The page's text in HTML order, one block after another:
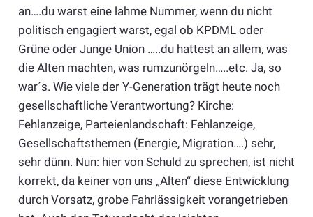
an….du warst eine lahme Nummer, wenn du nicht
politisch engagiert warst, egal ob KPDML oder
Grüne oder Junge Union …..du hattest an allem, was
die Alten machten, was rumzunörgeln…..etc. Ja, so
war´s. Wie viele der Y-Generation trägt heute noch
gesellschaftliche Verantwortung? Kirche:
Fehlanzeige, Parteienlandschaft: Fehlanzeige,
Gesellschaftsthemen (Energie, Migration….) sehr,
sehr dünn. Nun: hier von Schuld zu sprechen, ist nicht
korrekt, da keiner von uns „Alten“ diese Entwicklung
durch Vorsatz, grobe Fahrlässigkeit vorangetrieben